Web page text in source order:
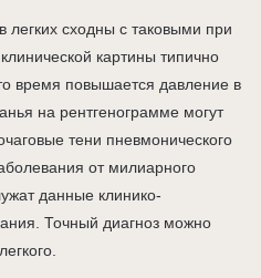
сходны с таковыми при
картины типично
время повышается давление в
на рентгенограмме могут
тени пневмонического
от милиарного
данные клинико-
Точный диагноз можно